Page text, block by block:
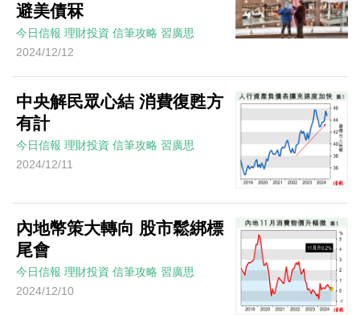
避美債冧
今日信報 理財投資 信筆攻略 習廣思
2024/12/12
中央解民眾心結 消費復甦方
有計
今日信報 理財投資 信筆攻略 習廣思
2024/12/11
內地幣策大轉向 股市鬆綁標
尾會
今日信報 理財投資 信筆攻略 習廣思
2024/12/10